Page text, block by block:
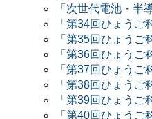
「次世代電池・半
「第34回ひょう
「第35回ひょう
「第36回ひょう
「第37回ひょう
「第38回ひょう
「第39回ひょう
「第40回ひょう